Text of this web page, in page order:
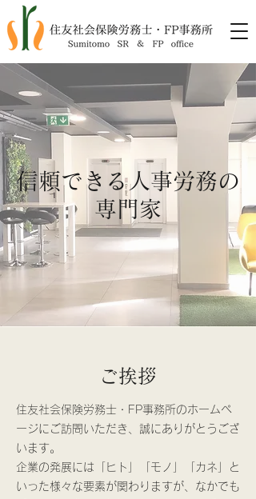
​信頼できる人事労務の
専門家
​​ご挨拶
住友社会保険労務士・FP事務所のホームペ
ージにご訪問いただき、誠にありがとうござ
います。
企業の発展には「ヒト」「モノ」「カネ」と
いった様々な要素が関わりますが、なかでも